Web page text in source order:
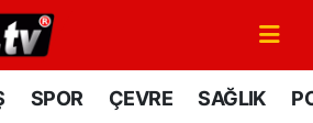
SPOR ÇEVRE SAĞLIK
Eczaneler